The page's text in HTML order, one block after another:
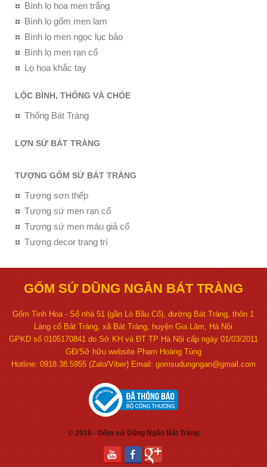
Bình lọ hoa men trắng
Bình lọ gốm men lam
Bình lọ men ngọc lục bảo
Bình lọ men rạn cổ
Lọ hoa khắc tay
LỘC BÌNH, THỐNG VÀ CHÓE
Thống Bát Tràng
LỢN SỨ BÁT TRÀNG
TƯỢNG GỐM SỨ BÁT TRÀNG
Tượng sơn thếp
Tượng sứ men rạn cổ
Tượng sứ men màu giả cổ
Tượng decor trang trí
GỐM SỨ DŨNG NGÂN BÁT TRÀNG
Gốm Tinh Hoa - Số nhà 51 (gần Lò Bầu Cổ), đường Bát Tràng, thôn 1
Làng cổ Bát Tràng, xã Bát Tràng, huyện Gia Lâm, Hà Nội
GPKD số 0105170841 do Sở KH và ĐT TP Hà Nội cấp ngày 01/03/2011
GĐ/Sở hữu website Phạm Hoàng Tùng
Hotline: 0918.38.5955 (Zalo/Viber) Email: gomsudungngan@gmail.com
© 2016 - Gốm sứ Dũng Ngân Bát Tràng